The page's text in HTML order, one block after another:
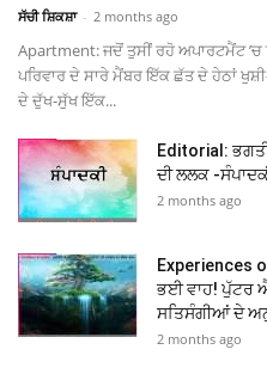
ਸੱਚੀ ਸ਼ਿਕਸ਼ਾ - 2 months ago
Apartment: ਜਦੋਂ ਤੁਸੀਂ ਰਹੋ ਅਪਾਰਟਮੈਂਟ
ਪਰਿਵਾਰ ਦੇ ਸਾਰੇ ਮੈਂਬਰ ਇੱਕ ਛੱਤ ਦੇ ਹੇਠਾਂ
ਦੇ ਦੁੱਖ-ਸੁੱਖ ਇੱਕ...
Editorial:
ਦੀ ਲਲਕ -
2 months ago
Experiences
ਭਈ ਵਾਹ! ਪੁੱਟਰ
ਸਤਿਸੰਗੀਆਂ ਦੇ
2 months ago